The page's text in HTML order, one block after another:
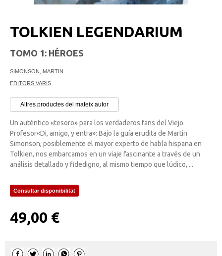
TOLKIEN LEGENDARIUM
TOMO 1: HÉROES
SIMONSON, MARTIN
EDITORS VARIS
Altres productes del mateix autor
Un auténtico «tesoro» para los verdaderos fans del Viejo
Profesor«Di, amigo, y entra»: Bajo la guía erudita de Martin
Simonson, posiblemente el mayor experto de habla hispana en
Tolkien, nos embarcamos en un viaje fascinante a través de un
análisis detallado y fidedigno, al mismo tiempo que lúdico, ...
Consultar disponibilitat
49,00 €